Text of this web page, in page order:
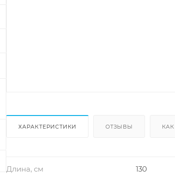
ХАРАКТЕРИСТИКИ ОТЗЫВЫ
Длина, см 130